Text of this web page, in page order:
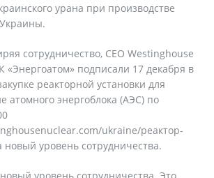
урана при производстве
сотрудничество, CEO Westinghouse
«Энергоатом» подписали 17 декабря в
реакторной установки для
атомного энергоблока (АЭС) по
ukraine/реактор-
уровень сотрудничества.